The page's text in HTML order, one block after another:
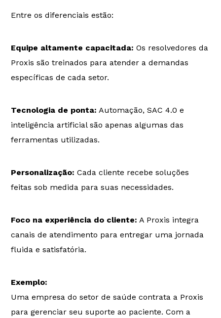
Entre os diferenciais estão:
Equipe altamente capacitada: Os resolvedores da
Proxis são treinados para atender a demandas
específicas de cada setor.
Tecnologia de ponta: Automação, SAC 4.0 e
inteligência artificial são apenas algumas das
ferramentas utilizadas.
Personalização: Cada cliente recebe soluções
feitas sob medida para suas necessidades.
Foco na experiência do cliente: A Proxis integra
canais de atendimento para entregar uma jornada
fluida e satisfatória.
Exemplo:
Uma empresa do setor de saúde contrata a Proxis
para gerenciar seu suporte ao paciente. Com a